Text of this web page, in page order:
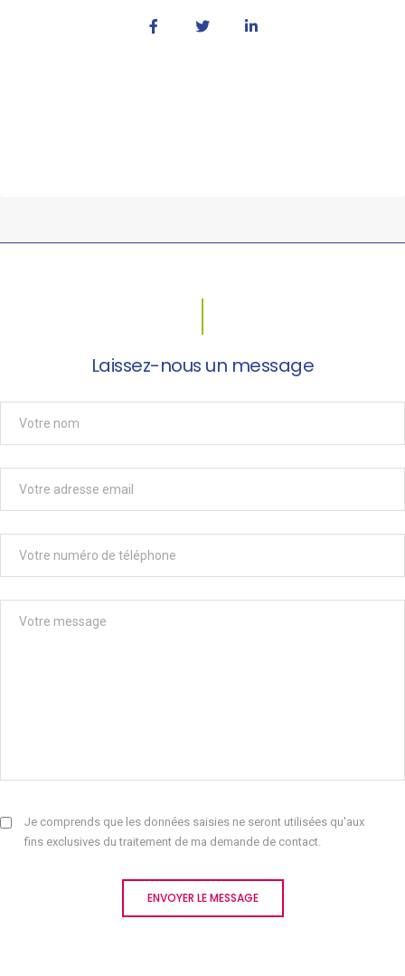
Laissez-nous un message
Je comprends que les données saisies ne seront utilisées qu'aux
fins exclusives du traitement de ma demande de contact.
ENVOYER LE MESSAGE